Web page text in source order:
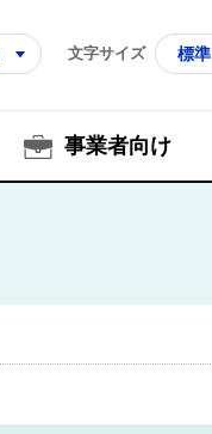
文字サイズ 標準
事業者向け